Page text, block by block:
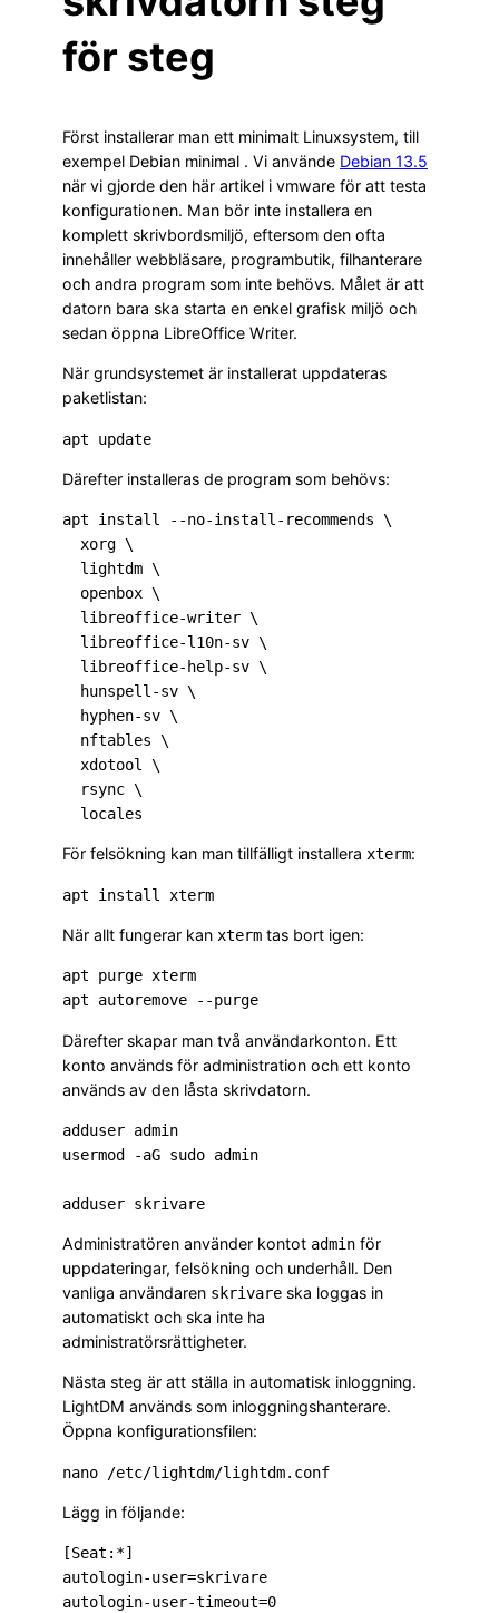
för steg
Först installerar man ett minimalt Linuxsystem, till
exempel Debian minimal . Vi använde Debian 13.5
när vi gjorde den här artikel i vmware för att testa
konfigurationen. Man bör inte installera en
komplett skrivbordsmiljö, eftersom den ofta
innehåller webbläsare, programbutik, filhanterare
och andra program som inte behövs. Målet är att
datorn bara ska starta en enkel grafisk miljö och
sedan öppna LibreOffice Writer.
När grundsystemet är installerat uppdateras
paketlistan:
Därefter installeras de program som behövs:
apt install --no-install-recommends \
För felsökning kan man tillfälligt installera xterm:
När allt fungerar kan xterm tas bort igen:
apt purge xterm
Därefter skapar man två användarkonton. Ett
konto används för administration och ett konto
används av den låsta skrivdatorn.
adduser admin
usermod -aG sudo admin
Administratören använder kontot admin för
uppdateringar, felsökning och underhåll. Den
vanliga användaren skrivare ska loggas in
automatiskt och ska inte ha
administratörsrättigheter.
Nästa steg är att ställa in automatisk inloggning.
LightDM används som inloggningshanterare.
Öppna konfigurationsfilen:
Lägg in följande:
[Seat:*]
autologin-user=skrivare
autologin-user-timeout=0